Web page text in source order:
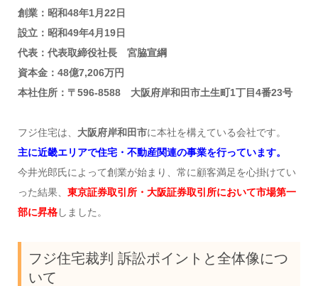
創業：昭和48年1月22日
設立：昭和49年4月19日
代表：代表取締役社長 宮脇宣綱
資本金：48億7,206万円
本社住所：〒596-8588 大阪府岸和田市土生町1丁目4番23号
フジ住宅は、 大阪府岸和田市に本社を構えている会社です。
主に近畿エリアで住宅・不動産関連の事業を行っています。
今井光郎氏によって創業が始まり、常に顧客満足を心掛けてい
った結果、 東京証券取引所・大阪証券取引所において市場第一
部に昇格しました。
フジ住宅裁判 訴訟ポイントと全体像につ
いて